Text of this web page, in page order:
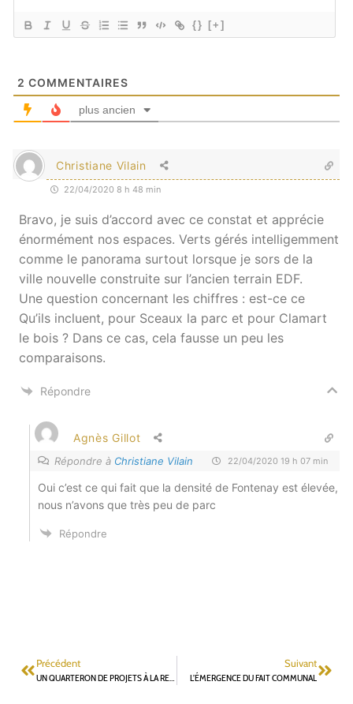
{} [+]
2 COMMENTAIRES
plus ancien
Christiane Vilain
22/04/2020 8 h 48 min
Bravo, je suis d’accord avec ce constat et apprécie
énormément nos espaces. Verts gérés intelligemment
comme le panorama surtout lorsque je sors de la
ville nouvelle construite sur l’ancien terrain EDF.
Une question concernant les chiffres : est-ce ce
Qu’ils incluent, pour Sceaux la parc et pour Clamart
le bois ? Dans ce cas, cela fausse un peu les
comparaisons.
Répondre
Agnès Gillot
Répondre à Christiane Vilain 22/04/2020 19 h 07 min
Oui c’est ce qui fait que la densité de Fontenay est élevée,
nous n’avons que très peu de parc
Répondre
Précédent
UN QUARTERON DE PROJETS À LA RETRAITE
Suivant
L’ÉMERGENCE DU FAIT COMMUNAL